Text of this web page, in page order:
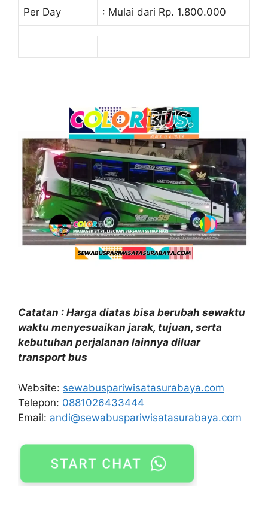
Per Day : Mulai dari Rp. 1.800.000
Catatan : Harga diatas bisa berubah sewaktu
waktu menyesuaikan jarak, tujuan, serta
kebutuhan perjalanan lainnya diluar
transport bus
Website: sewabuspariwisatasurabaya.com
Telepon: 0881026433444
Email: andi@sewabuspariwisatasurabaya.com